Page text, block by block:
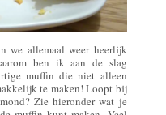
we allemaal weer heerlijk
ben ik aan de slag
muffin die niet alleen
te maken! Loopt bij
Zie hieronder wat je